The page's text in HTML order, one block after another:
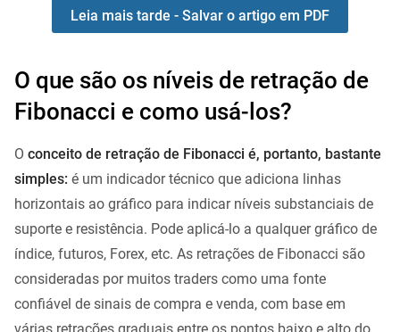
Leia mais tarde - Salvar o artigo em PDF
O que são os níveis de retração de
Fibonacci e como usá-los?
O conceito de retração de Fibonacci é, portanto, bastante
simples: é um indicador técnico que adiciona linhas
horizontais ao gráfico para indicar níveis substanciais de
suporte e resistência. Pode aplicá-lo a qualquer gráfico de
índice, futuros, Forex, etc. As retrações de Fibonacci são
consideradas por muitos traders como uma fonte
confiável de sinais de compra e venda, com base em